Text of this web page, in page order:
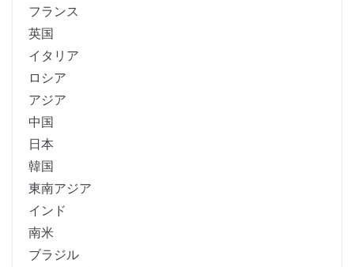
フランス
英国
イタリア
ロシア
アジア
中国
日本
韓国
東南アジア
インド
南米
ブラジル